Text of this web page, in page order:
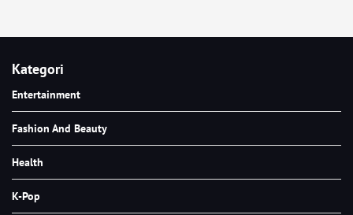
Kategori
Entertainment
Fashion And Beauty
Health
K-Pop